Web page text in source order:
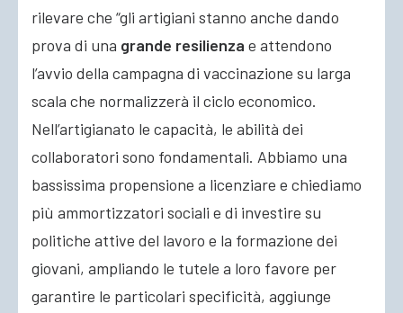
rilevare che “gli artigiani stanno anche dando
prova di una grande resilienza e attendono
l’avvio della campagna di vaccinazione su larga
scala che normalizzerà il ciclo economico.
Nell’artigianato le capacità, le abilità dei
collaboratori sono fondamentali. Abbiamo una
bassissima propensione a licenziare e chiediamo
più ammortizzatori sociali e di investire su
politiche attive del lavoro e la formazione dei
giovani, ampliando le tutele a loro favore per
garantire le particolari specificità, aggiunge